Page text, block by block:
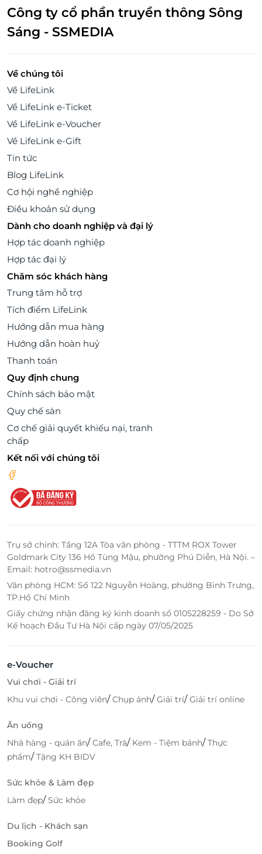
Công ty cổ phần truyền thông Sông
Sáng - SSMEDIA
Về chúng tôi
Về LifeLink
Về LifeLink e-Ticket
Về LifeLink e-Voucher
Về LifeLink e-Gift
Tin tức
Blog LifeLink
Cơ hội nghề nghiệp
Điều khoản sử dụng
Dành cho doanh nghiệp và đại lý
Hợp tác doanh nghiệp
Hợp tác đại lý
Chăm sóc khách hàng
Trung tâm hỗ trợ
Tích điểm LifeLink
Hướng dẫn mua hàng
Hướng dẫn hoàn huỷ
Thanh toán
Quy định chung
Chính sách bảo mật
Quy chế sàn
Cơ chế giải quyết khiếu nại, tranh
chấp
Kết nối với chúng tôi
Trụ sở chính: Tầng 12A Tòa văn phòng - TTTM ROX Tower
Goldmark City 136 Hồ Tùng Mậu, phường Phú Diễn, Hà Nội. –
Email: hotro@ssmedia.vn
Văn phòng HCM: Số 122 Nguyễn Hoàng, phường Bình Trưng,
TP.Hồ Chí Minh
Giấy chứng nhận đăng ký kinh doanh số 0105228259 - Do Sở
Kế hoạch Đầu Tư Hà Nội cấp ngày 07/05/2025
e-Voucher
Vui chơi - Giải trí
Khu vui chơi - Công viên/Chụp ảnh/Giải trí/Giải trí online
Ăn uống
Nhà hàng - quán ăn/Cafe, Trà/ Kem - Tiệm bánh/Thực
phẩm/Tặng KH BIDV
Sức khỏe & Làm đẹp
Làm đẹp/Sức khỏe
Du lịch - Khách sạn
Booking Golf